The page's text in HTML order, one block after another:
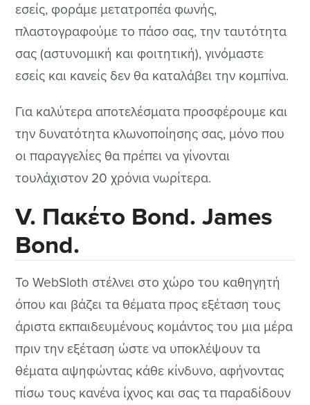
εσείς, φοράμε μετατροπέα φωνής,
πλαστογραφούμε το πάσο σας, την ταυτότητα
σας (αστυνομική και φοιτητική), γινόμαστε
εσείς και κανείς δεν θα καταλάβει την κομπίνα.
Για καλύτερα αποτελέσματα προσφέρουμε και
την δυνατότητα κλωνοποίησης σας, μόνο που
οι παραγγελίες θα πρέπει να γίνονται
τουλάχιστον 20 χρόνια νωρίτερα.
V. Πακέτο Bond. James
Bond.
Το WebSloth στέλνει στο χώρο του καθηγητή
όπου και βάζει τα θέματα προς εξέταση τους
άριστα εκπαιδευμένους κομάντος του μια μέρα
πριν την εξέταση ώστε να υποκλέψουν τα
θέματα αψηφώντας κάθε κίνδυνο, αφήνοντας
πίσω τους κανένα ίχνος και σας τα παραδίδουν